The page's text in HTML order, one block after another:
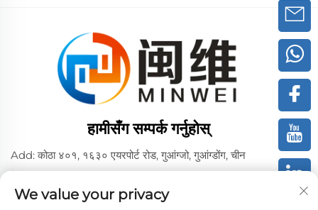
हामीसँग सम्पर्क गर्नुहोस्
Add: कोठा ४०१, १६३० एयरपोर्ट रोड, गुआंग्जो, गुआंग्डोंग, चीन
फोन/वीच्याट/व्हाट्सएप:
We value your privacy